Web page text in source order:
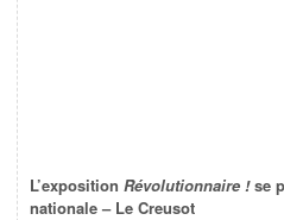
L’exposition Révolutionnaire !se
nationale – Le Creusot